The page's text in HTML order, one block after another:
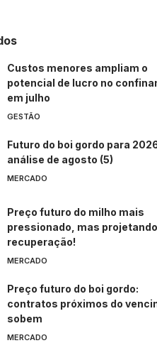
Custos menores ampliam o
potencial de lucro no
em julho
GESTÃO
Futuro do boi gordo para
análise de agosto (5)
MERCADO
Preço futuro do milho mais
pressionado, mas projetando
recuperação!
MERCADO
Preço futuro do boi gordo:
contratos próximos do
sobem
MERCADO